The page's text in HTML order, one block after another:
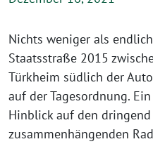
Nichts weniger als
Staatsstraße 2015
Türkheim südlich der
auf der Tagesordnung.
Hinblick auf den
zusammenhängenden